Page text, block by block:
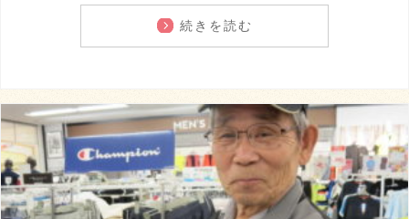
続きを読む